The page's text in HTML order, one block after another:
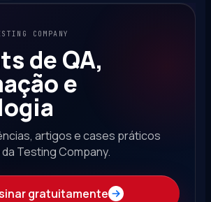
COMPANY
de QA,
e
artigos e cases práticos
Testing Company.
gratuitamente